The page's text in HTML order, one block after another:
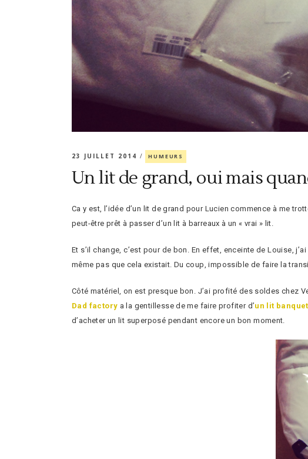
23 JUILLET 2014 HUMEURS
Un lit de grand, oui mais
Ca y est, l’idée d’un lit de grand pour Lucien commence à me
peut-être prêt à passer d’un lit à barreaux à un « vrai » lit.
Et s’il change, c’est pour de bon. En effet, enceinte de Louise,
même pas que cela existait. Du coup, impossible de faire la
Côté matériel, on est presque bon. J’ai profité des soldes chez
Dad factory a la gentillesse de me faire profiter d’un lit
d’acheter un lit superposé pendant encore un bon moment.